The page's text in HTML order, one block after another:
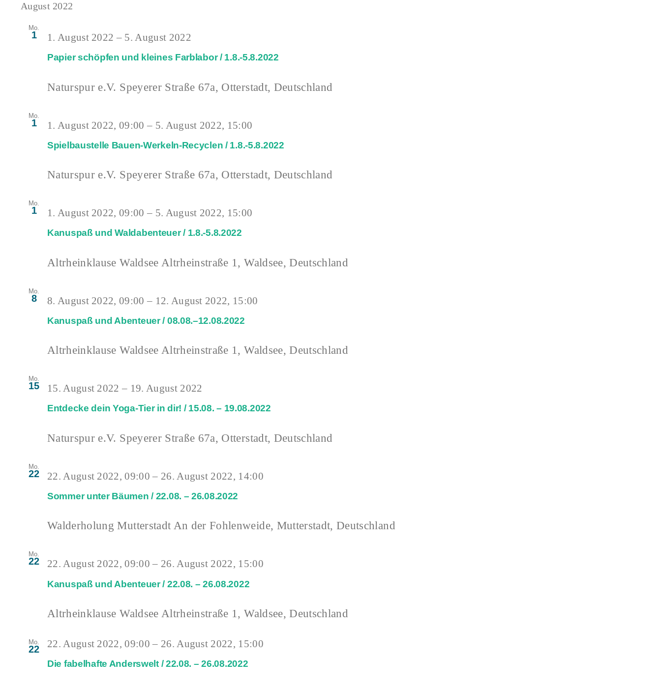
August 2022
Mo.
1
Papier schöpfen und kleines Farblabor / 1.8.-5.8.2022
1. August 2022 – 5. August 2022
Naturspur e.V. Speyerer Straße 67a, Otterstadt, Deutschland
Mo.
1
Spielbaustelle Bauen-Werkeln-Recyclen / 1.8.-5.8.2022
1. August 2022, 09:00 – 5. August 2022, 15:00
Naturspur e.V. Speyerer Straße 67a, Otterstadt, Deutschland
Mo.
1
Kanuspaß und Waldabenteuer / 1.8.-5.8.2022
1. August 2022, 09:00 – 5. August 2022, 15:00
Altrheinklause Waldsee Altrheinstraße 1, Waldsee, Deutschland
Mo.
8
Kanuspaß und Abenteuer / 08.08.–12.08.2022
8. August 2022, 09:00 – 12. August 2022, 15:00
Altrheinklause Waldsee Altrheinstraße 1, Waldsee, Deutschland
Mo.
15
Entdecke dein Yoga-Tier in dir! / 15.08. – 19.08.2022
15. August 2022 – 19. August 2022
Naturspur e.V. Speyerer Straße 67a, Otterstadt, Deutschland
Mo.
22
Sommer unter Bäumen / 22.08. – 26.08.2022
22. August 2022, 09:00 – 26. August 2022, 14:00
Walderholung Mutterstadt An der Fohlenweide, Mutterstadt, Deutschland
Mo.
22
Kanuspaß und Abenteuer / 22.08. – 26.08.2022
22. August 2022, 09:00 – 26. August 2022, 15:00
Altrheinklause Waldsee Altrheinstraße 1, Waldsee, Deutschland
Mo.
22
Die fabelhafte Anderswelt / 22.08. – 26.08.2022
22. August 2022, 09:00 – 26. August 2022, 15:00